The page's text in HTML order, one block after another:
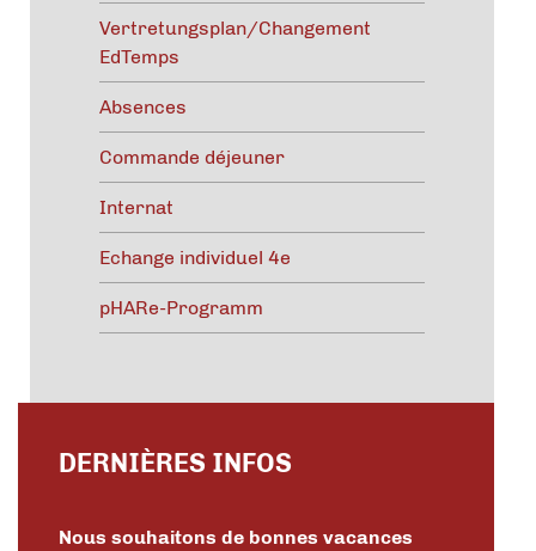
Vertretungsplan/Changement
EdTemps
Absences
Commande déjeuner
Internat
Echange individuel 4e
pHARe-Programm
DERNIÈRES INFOS
Nous souhaitons de bonnes vacances